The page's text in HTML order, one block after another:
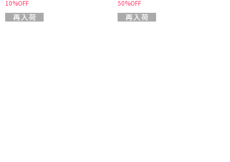
10%OFF 50%OFF